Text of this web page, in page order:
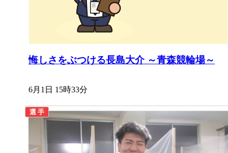
悔しさをぶつける長島大介 ～青森競輪場～
6月1日 15時33分